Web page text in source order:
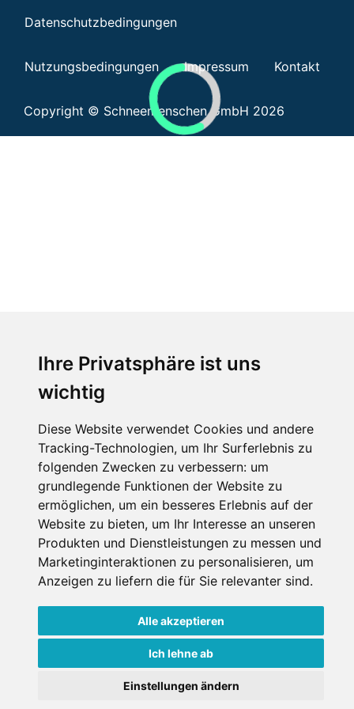
Ihre Privatsphäre ist uns
wichtig
Diese Website verwendet Cookies und andere
Tracking-Technologien, um Ihr Surferlebnis zu
folgenden Zwecken zu verbessern: um
grundlegende Funktionen der Website zu
ermöglichen, um ein besseres Erlebnis auf der
Website zu bieten, um Ihr Interesse an unseren
Produkten und Dienstleistungen zu messen und
Marketinginteraktionen zu personalisieren, um
Anzeigen zu liefern die für Sie relevanter sind.
Alle akzeptieren
Ich lehne ab
Einstellungen ändern
Datenschutzbedingungen
Nutzungsbedingungen Impressum Kontakt
Copyright © Schneemenschen GmbH 2026